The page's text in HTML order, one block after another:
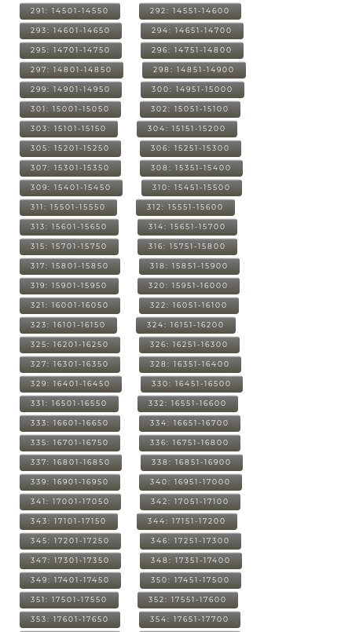
291: 14501-14550 292: 14551-14600
293: 14601-14650 294: 14651-14700
295: 14701-14750 296: 14751-14800
297: 14801-14850 298: 14851-14900
299: 14901-14950 300: 14951-15000
301: 15001-15050 302: 15051-15100
303: 15101-15150 304: 15151-15200
305: 15201-15250 306: 15251-15300
307: 15301-15350 308: 15351-15400
309: 15401-15450 310: 15451-15500
311: 15501-15550 312: 15551-15600
313: 15601-15650 314: 15651-15700
315: 15701-15750 316: 15751-15800
317: 15801-15850 318: 15851-15900
319: 15901-15950 320: 15951-16000
321: 16001-16050 322: 16051-16100
323: 16101-16150 324: 16151-16200
325: 16201-16250 326: 16251-16300
327: 16301-16350 328: 16351-16400
329: 16401-16450 330: 16451-16500
331: 16501-16550 332: 16551-16600
333: 16601-16650 334: 16651-16700
335: 16701-16750 336: 16751-16800
337: 16801-16850 338: 16851-16900
339: 16901-16950 340: 16951-17000
341: 17001-17050 342: 17051-17100
343: 17101-17150 344: 17151-17200
345: 17201-17250 346: 17251-17300
347: 17301-17350 348: 17351-17400
349: 17401-17450 350: 17451-17500
351: 17501-17550 352: 17551-17600
353: 17601-17650 354: 17651-17700